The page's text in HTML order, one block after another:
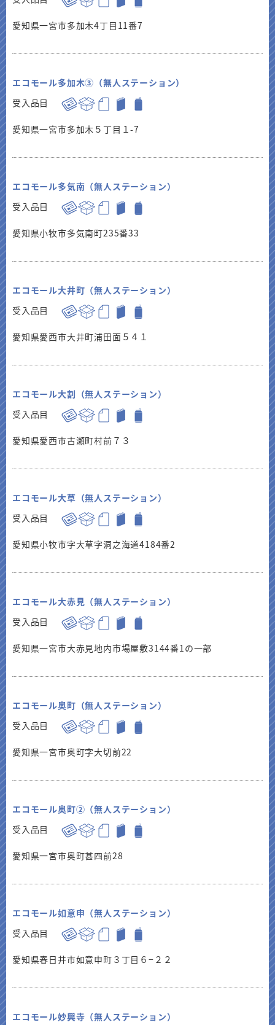
愛知県一宮市多加木4丁目11番7
エコモール多加木③（無人ステーション）
受入品目
愛知県一宮市多加木５丁目１-7
エコモール多気南（無人ステーション）
受入品目
愛知県小牧市多気南町235番33
エコモール大井町（無人ステーション）
受入品目
愛知県愛西市大井町浦田面５４１
エコモール大割（無人ステーション）
受入品目
愛知県愛西市古瀬町村前７３
エコモール大草（無人ステーション）
受入品目
愛知県小牧市字大草字洞之海道4184番2
エコモール大赤見（無人ステーション）
受入品目
愛知県一宮市大赤見地内市場屋敷3144番1の一部
エコモール奥町（無人ステーション）
受入品目
愛知県一宮市奥町字大切前22
エコモール奥町②（無人ステーション）
受入品目
愛知県一宮市奥町甚四前28
エコモール如意申（無人ステーション）
受入品目
愛知県春日井市如意申町３丁目６−２２
エコモール妙興寺（無人ステーション）